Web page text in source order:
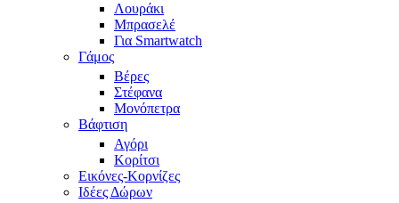
Λουράκι
Μπρασελέ
Για Smartwatch
Γάμος
Βέρες
Στέφανα
Μονόπετρα
Βάφτιση
Αγόρι
Κορίτσι
Εικόνες-Κορνίζες
Ιδέες Δώρων